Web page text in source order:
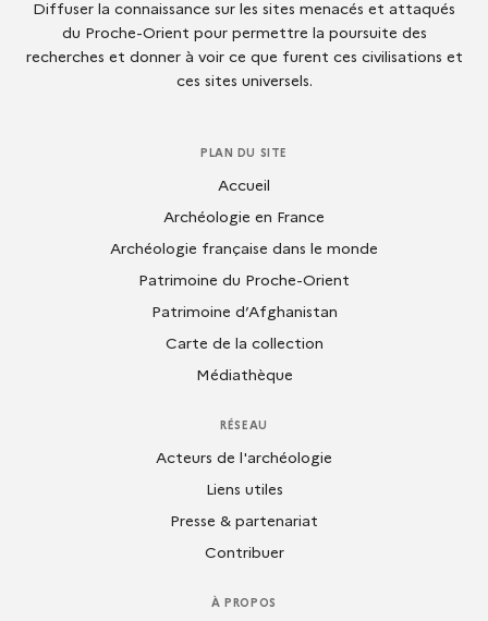
Diffuser la connaissance sur les sites menacés et attaqués
du Proche-Orient pour permettre la poursuite des
recherches et donner à voir ce que furent ces civilisations et
ces sites universels.
PLAN DU SITE
Accueil
Archéologie en France
Archéologie française dans le monde
Patrimoine du Proche-Orient
Patrimoine d’Afghanistan
Carte de la collection
Médiathèque
RÉSEAU
Acteurs de l'archéologie
Liens utiles
Presse & partenariat
Contribuer
À PROPOS